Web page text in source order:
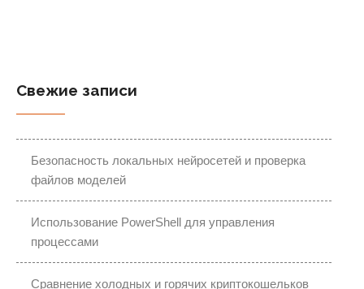
Свежие записи
Безопасность локальных нейросетей и проверка
файлов моделей
Использование PowerShell для управления
процессами
Сравнение холодных и горячих криптокошельков